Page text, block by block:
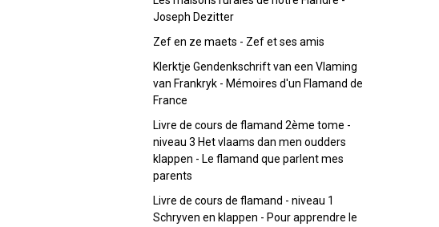
Joseph Dezitter
Zef en ze maets - Zef et ses amis
Klerktje Gendenkschrift van een Vlaming
van Frankryk - Mémoires d'un Flamand de
France
Livre de cours de flamand 2ème tome -
niveau 3 Het vlaams dan men oudders
klappen - Le flamand que parlent mes
parents
Livre de cours de flamand - niveau 1
Schryven en klappen - Pour apprendre le